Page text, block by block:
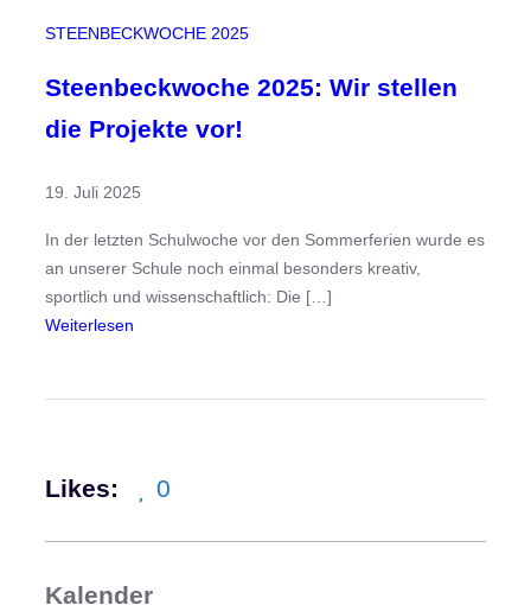
STEENBECKWOCHE 2025
Steenbeckwoche 2025: Wir stellen
die Projekte vor!
19. Juli 2025
In der letzten Schulwoche vor den Sommerferien wurde es
an unserer Schule noch einmal besonders kreativ,
sportlich und wissenschaftlich: Die […]
Weiterlesen
b
Likes: 0
Kalender